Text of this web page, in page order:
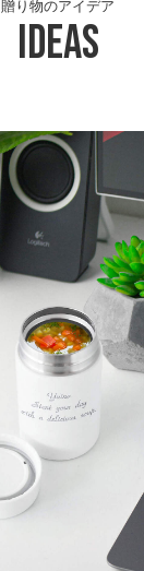
Ideas
贈り物のアイデア